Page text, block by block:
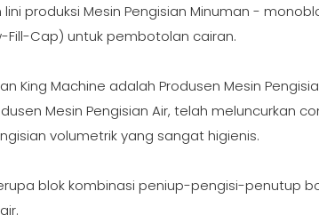
lini produksi Mesin Pengisian Minuman -
Fill-Cap) untuk pembotolan cairan.
King Machine adalah Produsen Mesin
Mesin Pengisian Air, telah meluncurkan
volumetrik yang sangat higienis.
blok kombinasi peniup-pengisi-penutup